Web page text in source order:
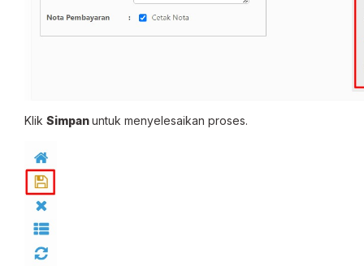
Klik Simpanuntuk menyelesaikan proses.